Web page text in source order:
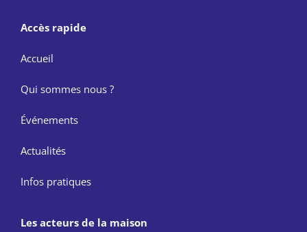
Accès rapide
Accueil
Qui sommes nous ?
Événements
Actualités
Infos pratiques
Les acteurs de la maison